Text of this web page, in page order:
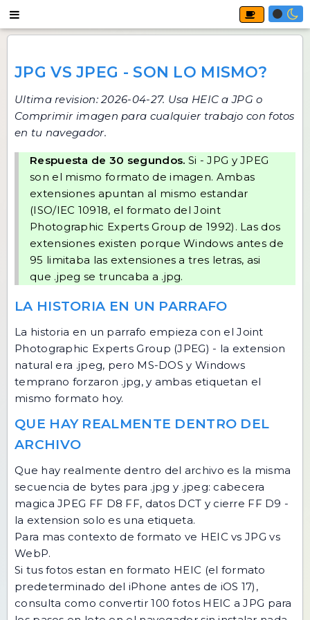
JPG VS JPEG - SON LO MISMO?
Ultima revision: 2026-04-27. Usa HEIC a JPG o
Comprimir imagen para cualquier trabajo con fotos
en tu navegador.
Respuesta de 30 segundos. Si - JPG y JPEG
son el mismo formato de imagen. Ambas
extensiones apuntan al mismo estandar
(ISO/IEC 10918, el formato del Joint
Photographic Experts Group de 1992). Las dos
extensiones existen porque Windows antes de
95 limitaba las extensiones a tres letras, asi
que .jpeg se truncaba a .jpg.
LA HISTORIA EN UN PARRAFO
La historia en un parrafo empieza con el Joint
Photographic Experts Group (JPEG) - la extension
natural era .jpeg, pero MS-DOS y Windows
temprano forzaron .jpg, y ambas etiquetan el
mismo formato hoy.
QUE HAY REALMENTE DENTRO DEL
ARCHIVO
Que hay realmente dentro del archivo es la misma
secuencia de bytes para .jpg y .jpeg: cabecera
magica JPEG FF D8 FF, datos DCT y cierre FF D9 -
la extension solo es una etiqueta.
Para mas contexto de formato ve HEIC vs JPG vs
WebP.
Si tus fotos estan en formato HEIC (el formato
predeterminado del iPhone antes de iOS 17),
consulta como convertir 100 fotos HEIC a JPG para